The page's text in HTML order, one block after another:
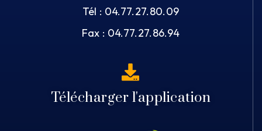
Tél : 04.77.27.80.09
Fax : 04.77.27.86.94
Télécharger l'application